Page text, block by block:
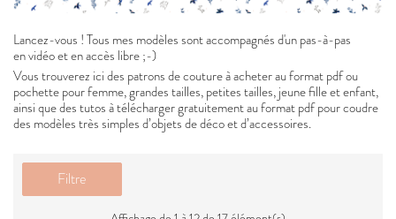
Lancez-vous ! Tous mes modèles sont accompagnés d'un pas-à-pas
en vidéo et en accès libre ;-)
Vous trouverez ici des patrons de couture à acheter au format pdf ou
pochette pour femme, grandes tailles, petites tailles, jeune fille et enfant,
ainsi que des tutos à télécharger gratuitement au format pdf pour coudre
des modèles très simples d’objets de déco et d’accessoires.
Filtre